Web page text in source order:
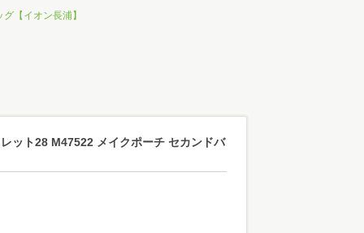
【イオン長浦】
ット28 M47522 メイクポーチ セカンドバ